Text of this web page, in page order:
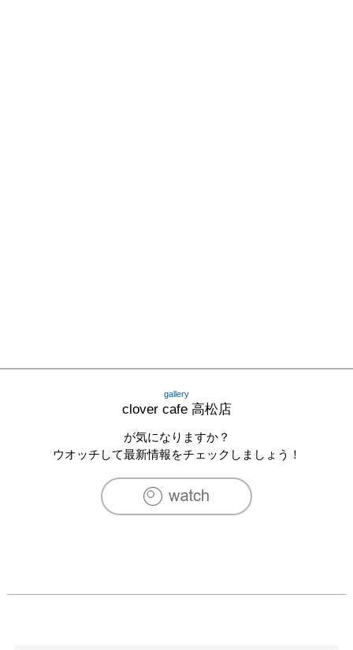
gallery
clover cafe 高松店
が気になりますか？
ウオッチして最新情報をチェックしましょう！